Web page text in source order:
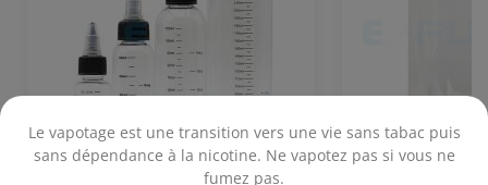
Le vapotage est une transition vers une vie sans tabac puis
sans dépendance à la nicotine. Ne vapotez pas si vous ne
fumez pas.